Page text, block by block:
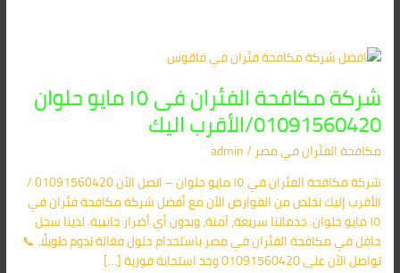
شركة مكافحة الفئران فى ١٥ مايو حلوان
01091560420/الأقرب اليك
مكافحة الفئران​ في مصر/
admin
شركة مكافحة الفئران في ١٥ مايو حلوان – اتصل الآن 01091560420 /
الأقرب إليك تخلص من القوارض الآن مع أفضل شركة مكافحة فئران في
١٥ مايو حلوان. خدماتنا سريعة، آمنة، وبدون أي أضرار جانبية. لدينا سجل
حافل في مكافحة الفئران في مصر باستخدام حلول فعّالة تدوم طويلًا. 📞
تواصل الآن على 01091560420 وخد استجابة فورية […]
شركة
الفئران
فى
١٥
مايو
حلوان
01091560420/
الأقرب
اليك